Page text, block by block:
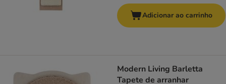
Adicionar ao carrinho
Modern Living Barletta
Tapete de arranhar